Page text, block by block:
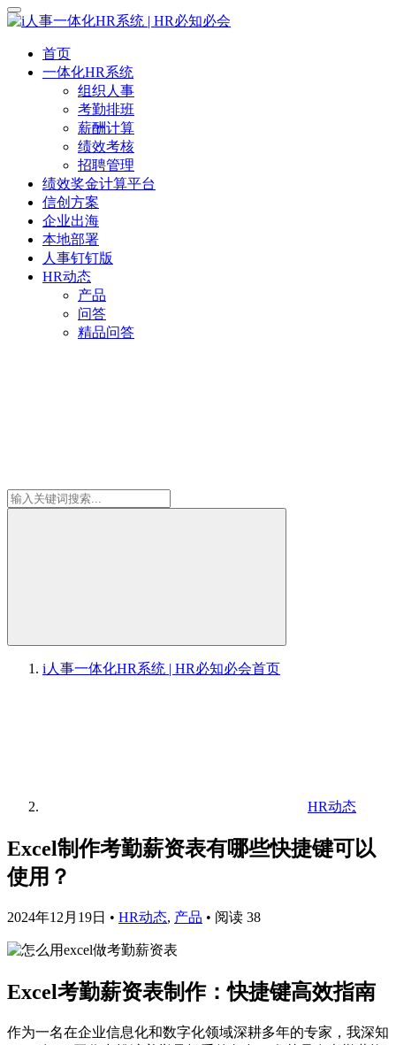
首页
一体化HR系统
组织人事
考勤排班
薪酬计算
绩效考核
招聘管理
绩效奖金计算平台
信创方案
企业出海
本地部署
人事钉钉版
HR动态
产品
问答
精品问答
i人事一体化HR系统 | HR必知必会首页
HR动态
Excel制作考勤薪资表有哪些快捷键可以
使用？
2024年12月19日 • HR动态, 产品 • 阅读 38
Excel考勤薪资表制作：快捷键高效指南
作为一名在企业信息化和数字化领域深耕多年的专家，我深知